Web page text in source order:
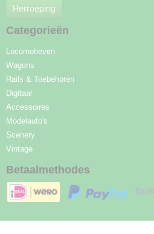
Herroeping
Categorieën
Locomotieven
Wagons
Rails & Toebehoren
Digitaal
Accessoires
Modelauto's
Scenery
Vintage
Betaalmethodes